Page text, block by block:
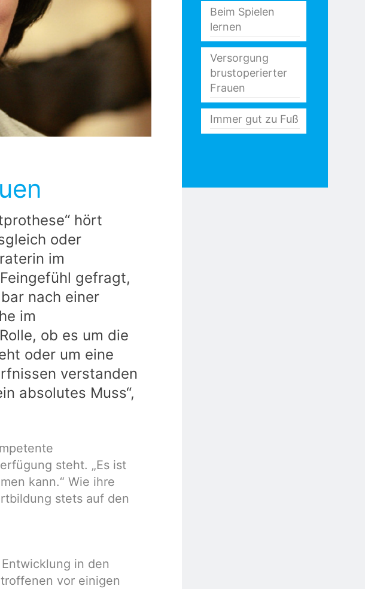
hört
oder
im
gefragt,
nach einer
im
ob es um die
oder um eine
verstanden
absolutes Muss“,
steht. „Es ist
kann.“ Wie ihre
stets auf den
in den
vor einigen
Beim Spielen
lernen
Versorgung
brustoperierter
Frauen
Immer gut zu Fuß